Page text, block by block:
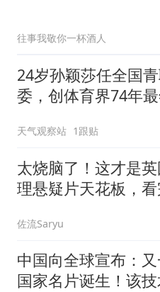
往事我敬你一杯酒人
24岁孙颖莎任全国
委，创体育界74年最
天气观察站 1跟贴
太烧脑了！这才是
理悬疑片天花板，看
佐流Saryu
中国向全球宣布：
国家名片诞生！该技